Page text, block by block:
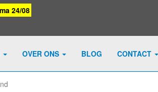
24/08
OVER ONS BLOG CONTACT